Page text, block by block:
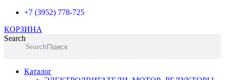
+7 (3952) 778-725
КОРЗИНА
Search
Search
Каталог